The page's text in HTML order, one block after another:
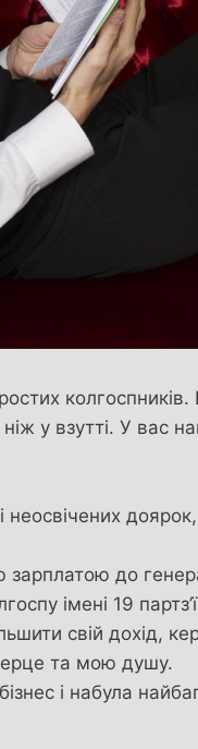
у взутті. У вас
до
імені 19
свій дохід,
та мою душу.
і набула